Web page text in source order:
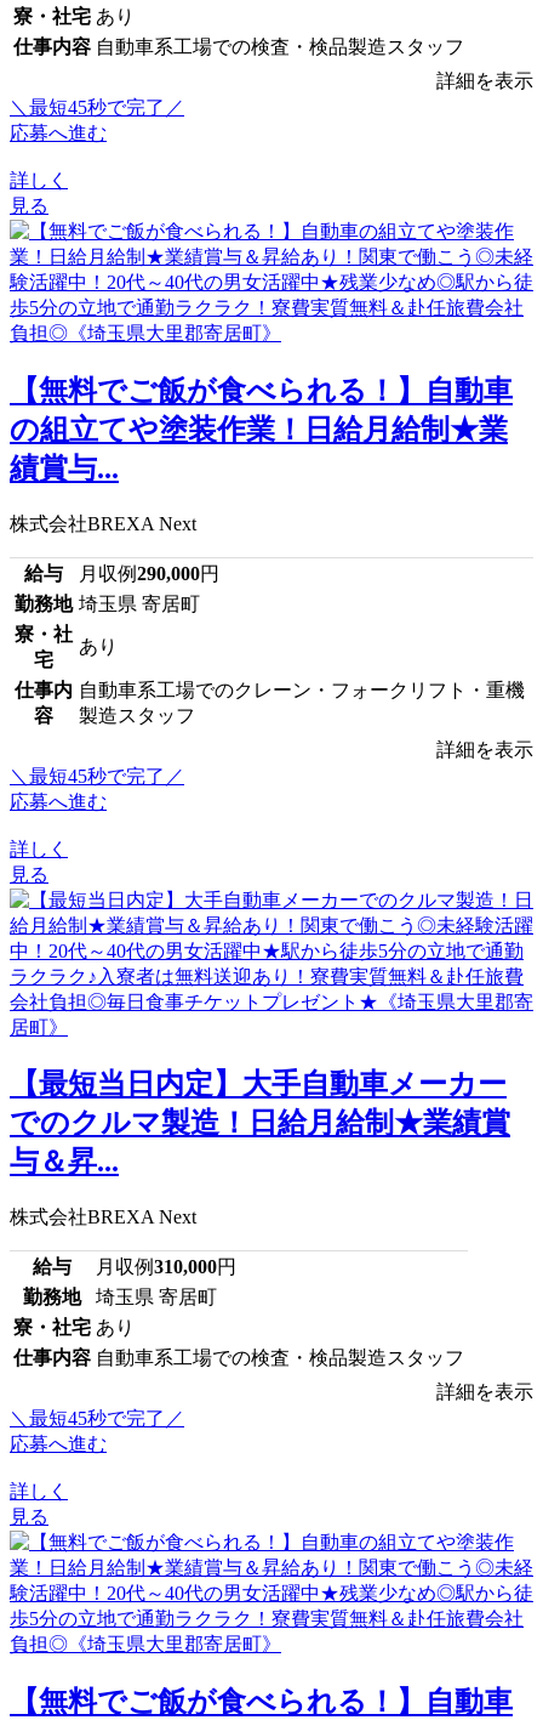
寮・社宅 あり
仕事内容 自動車系工場での検査・検品製造スタッフ
詳細を表示
＼最短45秒で完了／
応募へ進む
詳しく
見る
【無料でご飯が食べられる！】自動車
の組立てや塗装作業！日給月給制★業
績賞与...
株式会社BREXA Next
給与 月収例290,000円
勤務地 埼玉県 寄居町
寮・社
宅
あり
仕事内
容
自動車系工場でのクレーン・フォークリフト・重機
製造スタッフ
詳細を表示
＼最短45秒で完了／
応募へ進む
詳しく
見る
【最短当日内定】大手自動車メーカー
でのクルマ製造！日給月給制★業績賞
与＆昇...
株式会社BREXA Next
給与 月収例310,000円
勤務地
埼玉県 寄居町
寮・社宅 あり
仕事内容 自動車系工場での検査・検品製造スタッフ
詳細を表示
＼最短45秒で完了／
応募へ進む
詳しく
見る
【無料でご飯が食べられる！】自動車